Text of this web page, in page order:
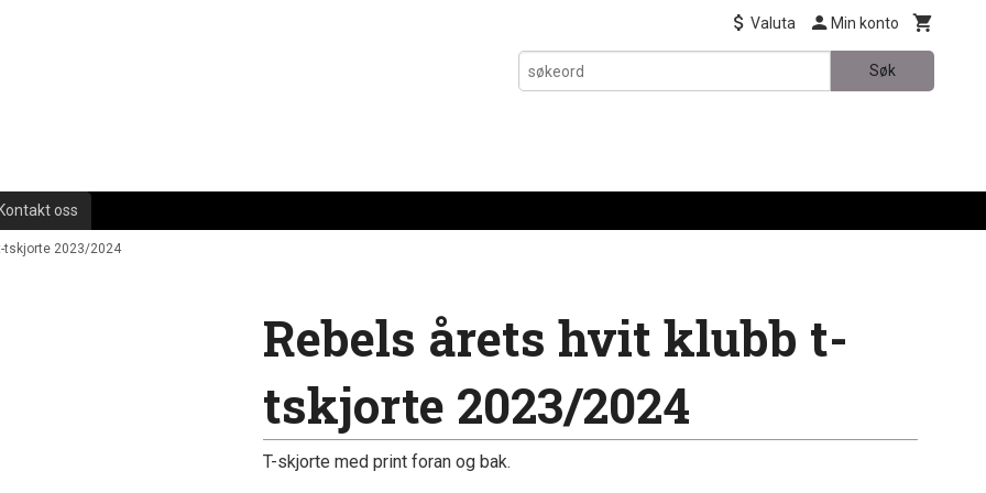
Valuta Min konto
Søk
Kontakt oss
tskjorte 2023/2024
Rebels årets hvit klubb t-
tskjorte 2023/2024
T-skjorte med print foran og bak.